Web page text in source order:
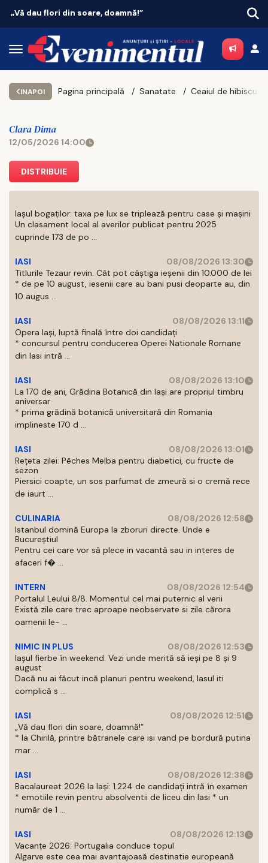
„Vă dau flori din soare, doamnă!”
INAPOI Pagina principală Sanatate
Clara Dima
12/05/2026 14:00
DISTRIBUIE
Iașul bogaților: taxa pe lux se triplează pentru case și mașini
Un clasament local al averilor publicat pentru 2025
cuprinde 173 de po ...
IASI
08/08/2026 13:30
Titlurile Tezaur revin. Cât pot câștiga ieșenii din 10.000 de lei
* de pe 10 august, iesenii care au bani pusi deoparte au, din
10 augus ...
IASI
08/08/2026 13:11
Opera Iași, luptă finală între doi candidați
* concursul pentru conducerea Operei Nationale Romane
din Iasi intră ...
IASI
08/08/2026 13:10
La 170 de ani, Grădina Botanică din Iași are propriul timbru
aniversar
* prima grădină botanică universitară din Romania
implineste 170 d ...
IASI
08/08/2026 13:01
Rețeta zilei: Pêches Melba pentru diabetici, cu fructe de
sezon
Piersici coapte, un sos parfumat de zmeură si o cremă rece
de iaurt ...
CULINARIA
08/08/2026 12:58
Istanbul domină Europa la zboruri directe. Unde e
Bucureștiul
Pentru cei care vor să plece in vacantă sau in interes de
afaceri f� ...
INTERN
08/08/2026 12:54
Portalul Leului 8/8. Momentul cel mai puternic al verii
Există zile care trec aproape neobservate si zile cărora
oamenii le- ...
NIMIC IN PLUS
08/08/2026 12:53
Iașul fierbe în weekend. Vezi unde merită să ieși pe 8 și 9
august
Dacă nu ai făcut incă planuri pentru weekend, Iasul iti
complică s ...
IASI
08/08/2026 12:51
„Vă dau flori din soare, doamnă!”
* la Chirilă, printre bătranele care isi vand pe bordură putina
mar ...
IASI
08/08/2026 12:38
Bacalaureat 2026 la Iași: 1.224 de candidați intră în examen
* emotiile revin pentru absolventii de liceu din Iasi * un
număr de 1 ...
IASI
08/08/2026 12:13
Vacanțe 2026: Portugalia conduce topul
Algarve este cea mai avantajoasă destinatie europeană